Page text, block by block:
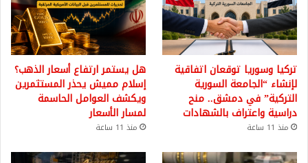
تركيا وسوريا توقعان اتفاقية
لإنشاء “الجامعة السورية
التركية” في دمشق.. منح
دراسية واعتراف بالشهادات
منذ 11 ساعة
هل يستمر ارتفاع أسعار الذهب؟
إسلام مميش يحذر المستثمرين
ويكشف العوامل الحاسمة
لمسار الأسعار
منذ 11 ساعة